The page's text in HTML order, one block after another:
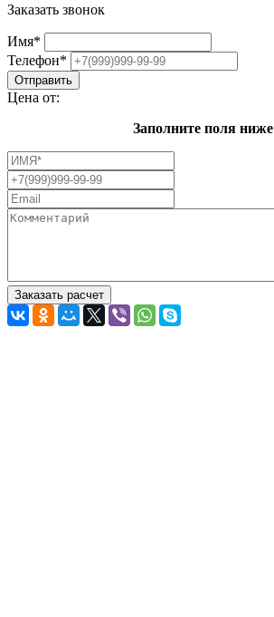
Заказать звонок
Имя*
Телефон*
Цена от:
Заполните поля ниже